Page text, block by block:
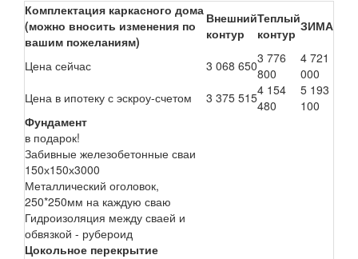
Комплектация каркасного дома
(можно вносить изменения по
вашим пожеланиям)
Внешний
контур
Теплый
контур ЗИМА
Цена сейчас 3 068 6503 776
800
4 721
000
Цена в ипотеку с эскроу-счетом
3 375 5154 154
480
5 193
100
Фундамент
в подарок!
Забивные железобетонные сваи
150х150х3000
Металлический оголовок,
250*250мм на каждую сваю
Гидроизоляция между сваей и
обвязкой - рубероид
Цокольное перекрытие